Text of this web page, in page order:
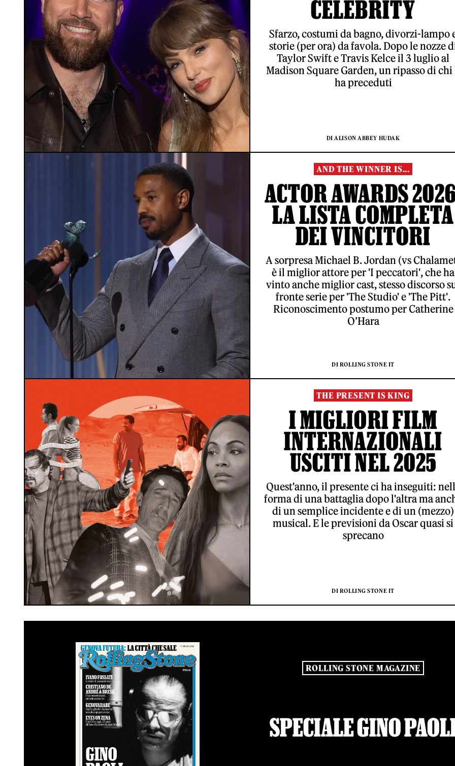
CELEBRITY
Sfarzo, costumi da bagno, divorzi-lampo
storie (per ora) da favola. Dopo le nozze
Taylor Swift e Travis Kelce il 3 luglio al
Madison Square Garden, un ripasso di
ha preceduti
DI ALISON ABBEY HUDAK
AND THE WINNER IS...
ACTOR AWARDS
LA LISTA COMPLETA
DEI VINCITORI
A sorpresa Michael B. Jordan (vs
è il miglior attore per 'I peccatori', che ha
vinto anche miglior cast, stesso discorso
fronte serie per 'The Studio' e 'The Pitt'.
Riconoscimento postumo per Catherine
O’Hara
DI ROLLING STONE IT
THE PRESENT IS KING
I MIGLIORI FILM
INTERNAZIONALI
USCITI NEL 2025
Quest'anno, il presente ci ha inseguiti:
forma di una battaglia dopo l'altra ma
di un semplice incidente e di un (mezzo)
musical. E le previsioni da Oscar quasi si
sprecano
DI ROLLING STONE IT
ROLLING STONE MAGAZINE
SPECIALE GINO